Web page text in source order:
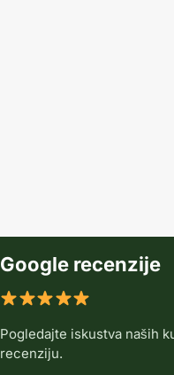
Google recenzije
Pogledajte iskustva naših
recenziju.